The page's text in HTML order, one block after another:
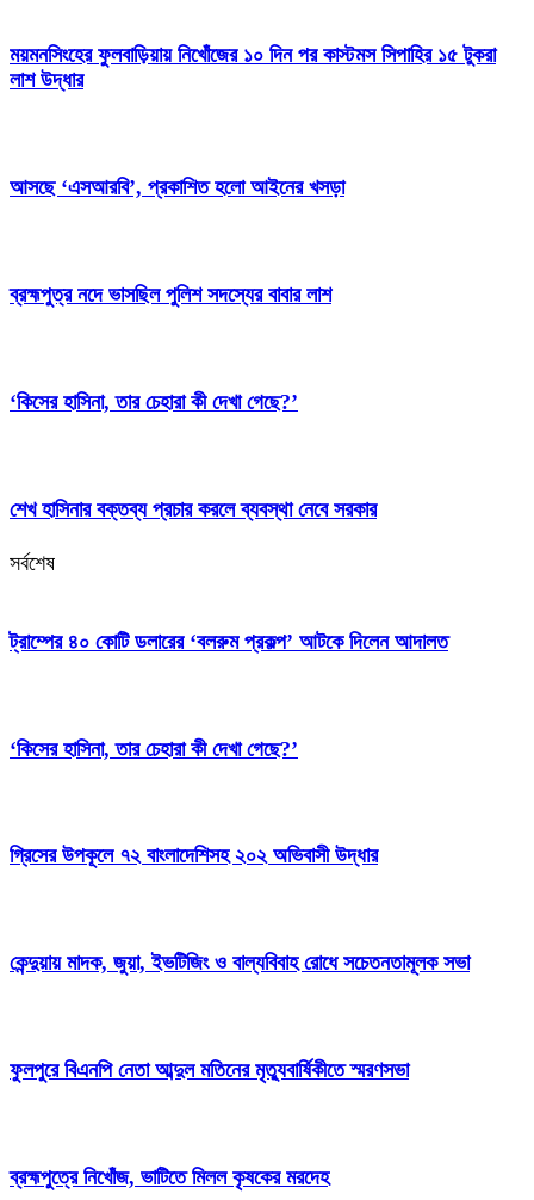
ময়মনসিংহের ফুলবাড়িয়ায় নিখোঁজের ১০ দিন পর কাস্টমস সিপাহির ১৫ টুকরা
লাশ উদ্ধার
আসছে ‘এসআরবি’, প্রকাশিত হলো আইনের খসড়া
ব্রহ্মপুত্র নদে ভাসছিল পুলিশ সদস্যের বাবার লাশ
‘কিসের হাসিনা, তার চেহারা কী দেখা গেছে?’
শেখ হাসিনার বক্তব্য প্রচার করলে ব্যবস্থা নেবে সরকার
সর্বশেষ
ট্রাম্পের ৪০ কোটি ডলারের ‘বলরুম প্রকল্প’ আটকে দিলেন আদালত
‘কিসের হাসিনা, তার চেহারা কী দেখা গেছে?’
গ্রিসের উপকূলে ৭২ বাংলাদেশিসহ ২০২ অভিবাসী উদ্ধার
কেন্দুয়ায় মাদক, জুয়া, ইভটিজিং ও বাল্যবিবাহ রোধে সচেতনতামূলক সভা
ফুলপুরে বিএনপি নেতা আব্দুল মতিনের মৃত্যুবার্ষিকীতে স্মরণসভা
ব্রহ্মপুত্রে নিখোঁজ, ভাটিতে মিলল কৃষকের মরদেহ